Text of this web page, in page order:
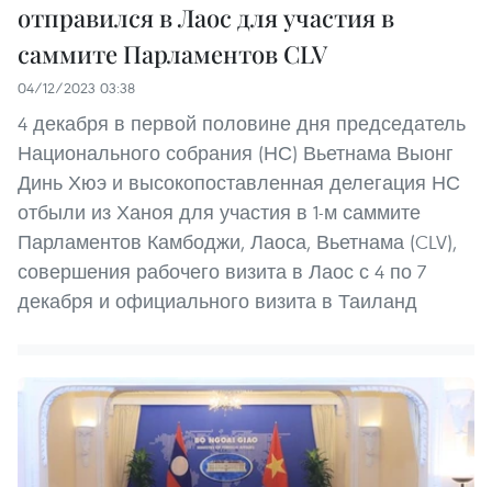
отправился в Лаос для участия в
саммите Парламентов CLV
04/12/2023 03:38
4 декабря в первой половине дня председатель
Национального собрания (НС) Вьетнама Выонг
Динь Хюэ и высокопоставленная делегация НС
отбыли из Ханоя для участия в 1-м саммите
Парламентов Камбоджи, Лаоса, Вьетнама (CLV),
совершения рабочего визита в Лаос с 4 по 7
декабря и официального визита в Таиланд